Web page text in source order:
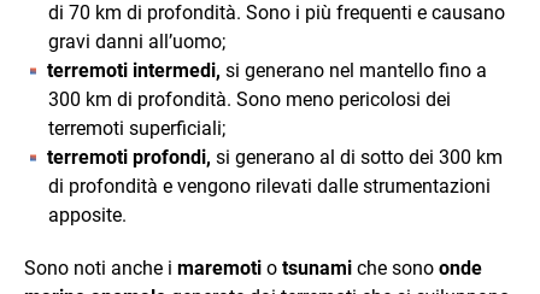
di 70 km di profondità. Sono i più frequenti e causano
gravi danni all’uomo;
terremoti intermedi, si generano nel mantello fino a
300 km di profondità. Sono meno pericolosi dei
terremoti superficiali;
terremoti profondi, si generano al di sotto dei 300 km
di profondità e vengono rilevati dalle strumentazioni
apposite.
Sono noti anche i maremoti o tsunami che sono onde